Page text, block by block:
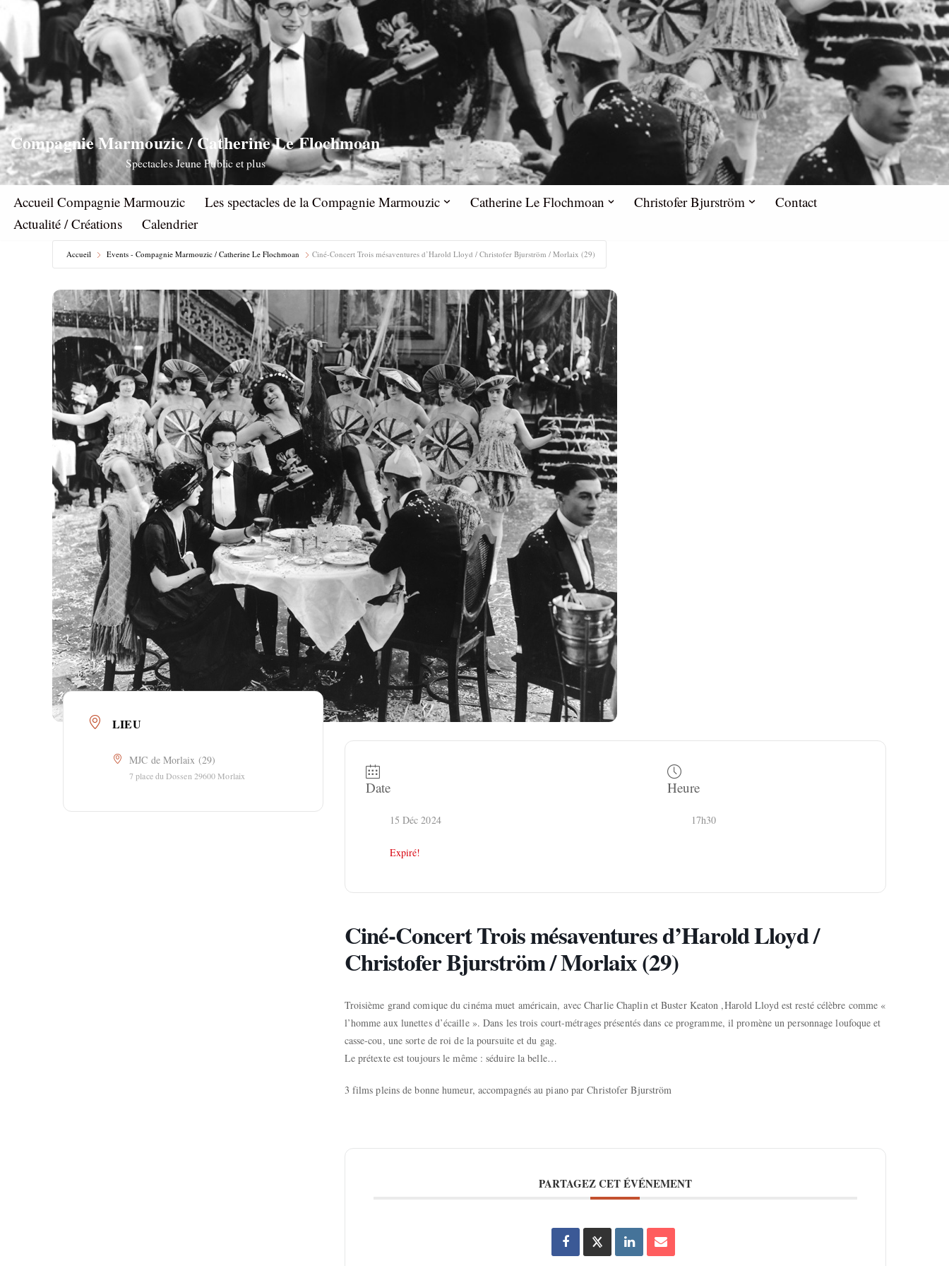
au
contenu
Compagnie Marmouzic / Catherine Le Flochmoan
Spectacles Jeune Public et plus
Accueil Compagnie Marmouzic Les spectacles de la Compagnie Marmouzic Catherine Le Flochmoan Christofer Bjurström
Contact
Actualité / Créations
Calendrier
Accueil Events - Compagnie Marmouzic / Catherine Le Flochmoan Ciné-Concert Trois mésaventures d’Harold Lloyd / Christofer Bjurström / Morlaix (29)
LIEU
MJC de Morlaix (29)
7 place du Dossen 29600 Morlaix
Date
15 Déc 2024
Expiré!
Heure
17h30
Ciné-Concert Trois mésaventures d’Harold Lloyd /
Christofer Bjurström / Morlaix (29)
Troisième grand comique du cinéma muet américain, avec Charlie Chaplin et Buster Keaton ,Harold Lloyd est resté célèbre comme «
l’homme aux lunettes d’écaille ». Dans les trois court-métrages présentés dans ce programme, il promène un personnage loufoque et
casse-cou, une sorte de roi de la poursuite et du gag.
Le prétexte est toujours le même : séduire la belle…
3 films pleins de bonne humeur, accompagnés au piano par Christofer Bjurström
PARTAGEZ CET ÉVÉNEMENT